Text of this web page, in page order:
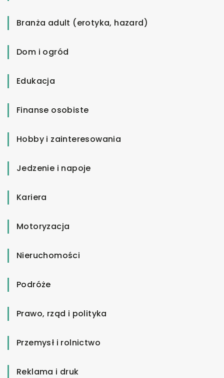
Branża adult (erotyka, hazard)
Dom i ogród
Edukacja
Finanse osobiste
Hobby i zainteresowania
Jedzenie i napoje
Kariera
Motoryzacja
Nieruchomości
Podróże
Prawo, rząd i polityka
Przemysł i rolnictwo
Reklama i druk